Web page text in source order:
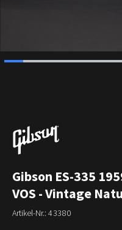
Gibson ES-335
VOS - Vintage
Artikel-Nr.: 43380